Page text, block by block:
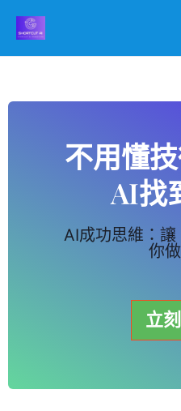
主
不用懂
AI找
AI成功思維：
你
立